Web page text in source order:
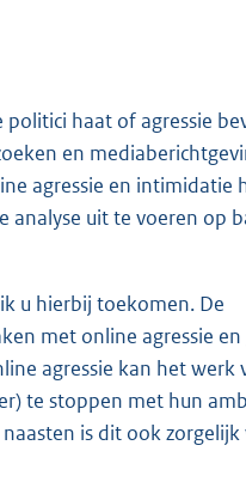
haat of agressie
en
agressie en intimidatie
uit te voeren op
u hierbij toekomen. De
met online agressie
agressie kan het werk
te stoppen met hun
is dit ook zorgelijk